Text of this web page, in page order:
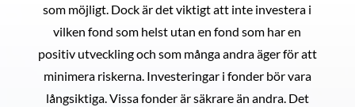
som möjligt. Dock är det viktigt att inte investera i
vilken fond som helst utan en fond som har en
positiv utveckling och som många andra äger för att
minimera riskerna. Investeringar i fonder bör vara
långsiktiga. Vissa fonder är säkrare än andra. Det